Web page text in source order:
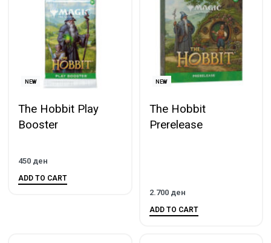
NEW
The Hobbit Play
Booster
450 ден
ADD TO CART
NEW
The Hobbit
Prerelease
2.700 ден
ADD TO CART